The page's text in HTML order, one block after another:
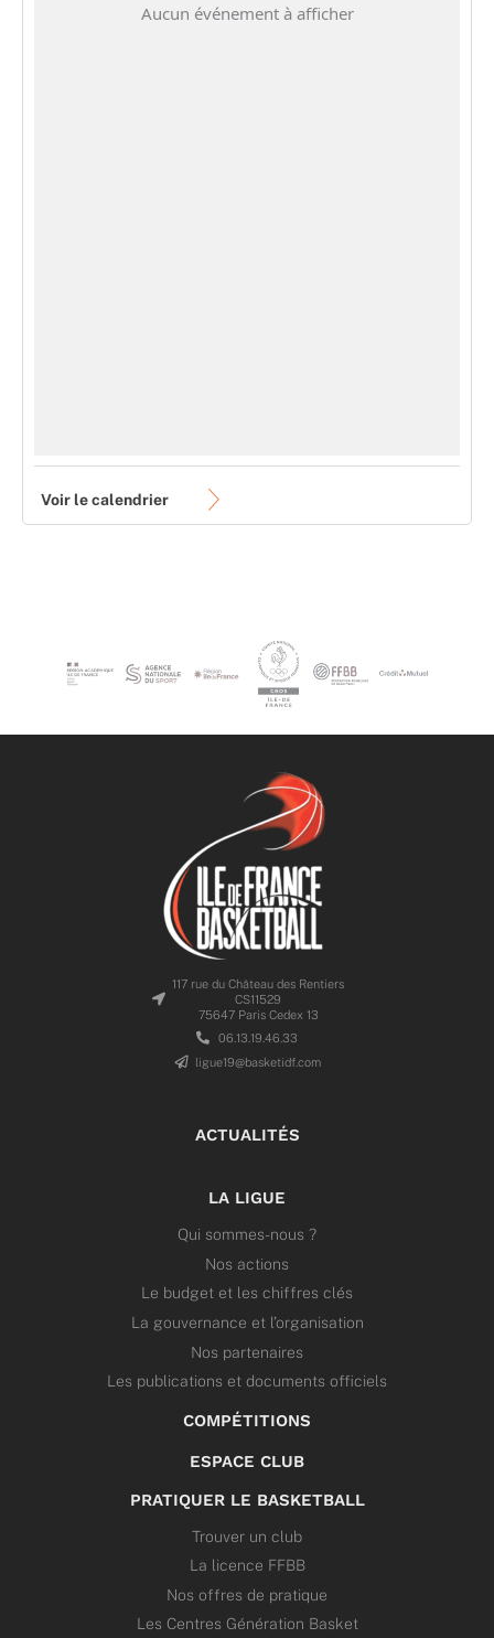
Aucun événement à afficher
Voir le calendrier
117 rue du Château des Rentiers
CS11529
75647 Paris Cedex 13
06.13.19.46.33
ligue19@basketidf.com
ACTUALITÉS
LA LIGUE
Qui sommes-nous ?
Nos actions
Le budget et les chiffres clés
La gouvernance et l’organisation
Nos partenaires
Les publications et documents officiels
COMPÉTITIONS
ESPACE CLUB
PRATIQUER LE BASKETBALL
Trouver un club
La licence FFBB
Nos offres de pratique
Les Centres Génération Basket